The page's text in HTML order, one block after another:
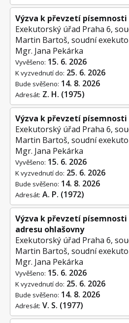
Výzva k převzetí písemnosti
Exekutorský úřad Praha 6,
Martin Bartoš, soudní
Mgr. Jana Pekárka
Vyvěšeno: 15. 6. 2026
Adresát: Z. H. (1975)
K vyzvednutí do: 25. 6. 2026
Bude svěšeno: 14. 8. 2026
Výzva k převzetí písemnosti
Exekutorský úřad Praha 6,
Martin Bartoš, soudní
Mgr. Jana Pekárka
Vyvěšeno: 15. 6. 2026
Adresát: A. P. (1972)
K vyzvednutí do: 25. 6. 2026
Bude svěšeno: 14. 8. 2026
Výzva k převzetí písemnosti
adresu ohlašovny
Exekutorský úřad Praha 6,
Martin Bartoš, soudní
Mgr. Jana Pekárka
Vyvěšeno: 15. 6. 2026
Adresát: V. S. (1977)
K vyzvednutí do: 25. 6. 2026
Bude svěšeno: 14. 8. 2026